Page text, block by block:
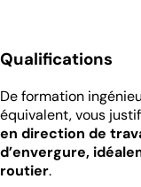
Qualifications
De formation
équivalent, vous
en direction de
d’envergure,
routier.